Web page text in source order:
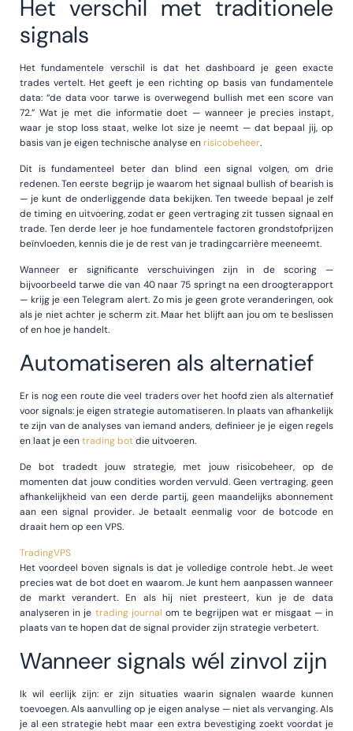
Het verschil met traditionele
signals
Het fundamentele verschil is dat het dashboard je geen exacte
trades vertelt. Het geeft je een richting op basis van fundamentele
data: “de data voor tarwe is overwegend bullish met een score van
72.” Wat je met die informatie doet — wanneer je precies instapt,
waar je stop loss staat, welke lot size je neemt — dat bepaal jij, op
basis van je eigen technische analyse enrisicobeheer.
Dit is fundamenteel beter dan blind een signal volgen, om drie
redenen. Ten eerste begrijp je waarom het signaal bullish of bearish is
— je kunt de onderliggende data bekijken. Ten tweede bepaal je zelf
de timing en uitvoering, zodat er geen vertraging zit tussen signaal en
trade. Ten derde leer je hoe fundamentele factoren grondstofprijzen
beïnvloeden, kennis die je de rest van je tradingcarrière meeneemt.
Wanneer er significante verschuivingen zijn in de scoring —
bijvoorbeeld tarwe die van 40 naar 75 springt na een droogterapport
— krijg je een Telegram alert. Zo mis je geen grote veranderingen, ook
als je niet achter je scherm zit. Maar het blijft aan jou om te beslissen
of en hoe je handelt.
Automatiseren als alternatief
Er is nog een route die veel traders over het hoofd zien als alternatief
voor signals: je eigen strategie automatiseren. In plaats van afhankelijk
te zijn van de analyses van iemand anders, definieer je je eigen regels
en laat je eentrading botdie uitvoeren.
De bot tradedt jouw strategie, met jouw risicobeheer, op de
momenten dat jouw condities worden vervuld. Geen vertraging, geen
afhankelijkheid van een derde partij, geen maandelijks abonnement
aan een signal provider. Je betaalt eenmalig voor de botcode en
draait hem op een VPS.
TradingVPS
Het voordeel boven signals is dat je volledige controle hebt. Je weet
precies wat de bot doet en waarom. Je kunt hem aanpassen wanneer
de markt verandert. En als hij niet presteert, kun je de data
analyseren in je trading journal om te begrijpen wat er misgaat — in
plaats van te hopen dat de signal provider zijn strategie verbetert.
Wanneer signals wél zinvol zijn
Ik wil eerlijk zijn: er zijn situaties waarin signalen waarde kunnen
toevoegen. Als aanvulling op je eigen analyse — niet als vervanging. Als
je al een strategie hebt maar een extra bevestiging zoekt voordat je